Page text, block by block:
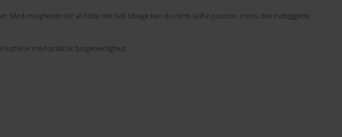
Med muligheden for at folde det helt tilbage kan du nemt skifte position, mens den indbyggede
med praktisk brugervenlighed.